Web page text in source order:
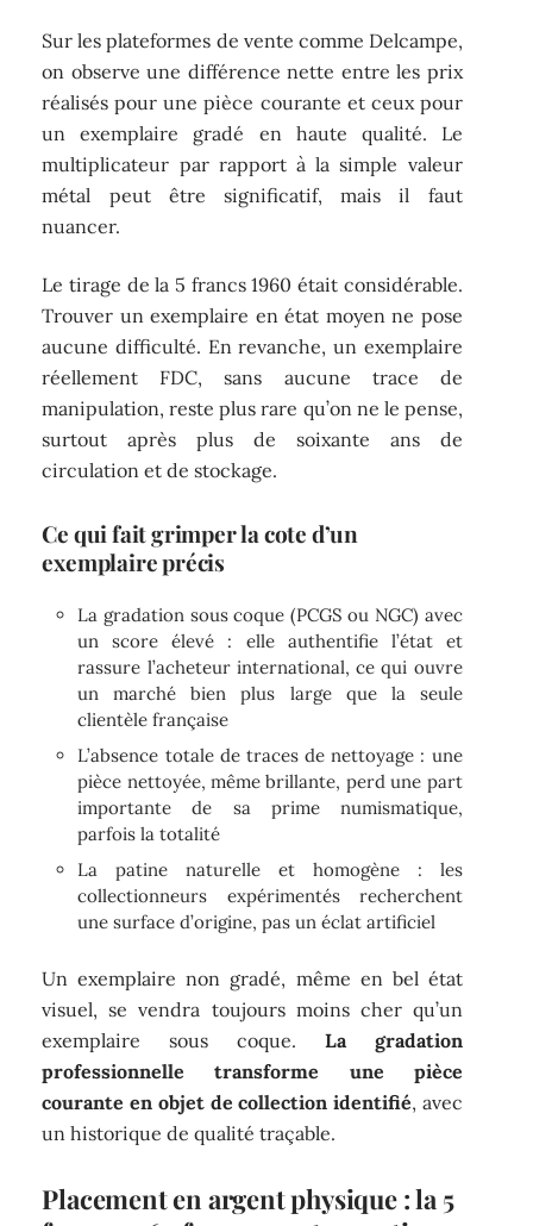
Sur les plateformes de vente comme Delcampe,
on observe une différence nette entre les prix
réalisés pour une pièce courante et ceux pour
un exemplaire gradé en haute qualité. Le
multiplicateur par rapport à la simple valeur
métal peut être significatif, mais il faut
nuancer.
Le tirage de la 5 francs 1960 était considérable.
Trouver un exemplaire en état moyen ne pose
aucune difficulté. En revanche, un exemplaire
réellement FDC, sans aucune trace de
manipulation, reste plus rare qu’on ne le pense,
surtout après plus de soixante ans de
circulation et de stockage.
Ce qui fait grimper la cote d’un
exemplaire précis
La gradation sous coque (PCGS ou NGC) avec
un score élevé : elle authentifie l’état et
rassure l’acheteur international, ce qui ouvre
un marché bien plus large que la seule
clientèle française
L’absence totale de traces de nettoyage : une
pièce nettoyée, même brillante, perd une part
importante de sa prime numismatique,
parfois la totalité
La patine naturelle et homogène : les
collectionneurs expérimentés recherchent
une surface d’origine, pas un éclat artificiel
Un exemplaire non gradé, même en bel état
visuel, se vendra toujours moins cher qu’un
exemplaire sous coque. La gradation
professionnelle transforme une pièce
courante en objet de collection identifié, avec
un historique de qualité traçable.
Placement en argent physique : la 5